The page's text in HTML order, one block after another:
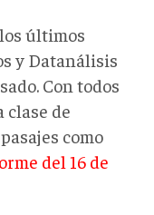
últimos
y Datanálisis
Con todos
clase de
como
del 16 de